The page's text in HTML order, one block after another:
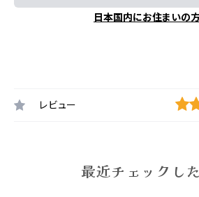
日本国内にお住まいの
レビュー
最近チェックし